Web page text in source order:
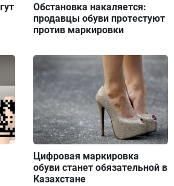
Обстановка накаляется:
продавцы обуви протестуют
против маркировки
Цифровая маркировка
обуви станет обязательной в
Казахстане